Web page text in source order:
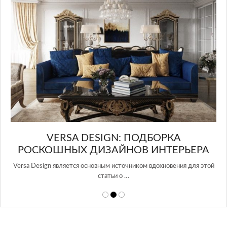
ПОДБОРКА
ИНТЕРЬЕРА
вдохновения для этой
Glazov Design Group- это одна из
в Росси…